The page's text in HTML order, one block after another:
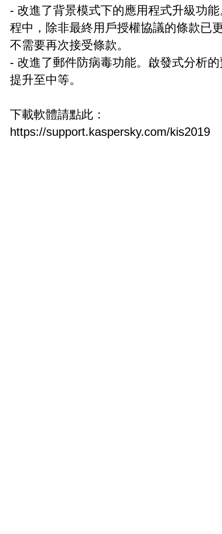
- 改進了背景模式下的應用程式升級功
程中，除非最終用戶授權協議的條款已
不需要再次接受條款。
- 改進了郵件防病毒功能。啟發式分析
提升至中等。
下載軟體請點此：
https://support.kaspersky.com/kis2019